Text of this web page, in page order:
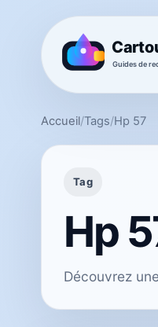
Accueil/Tags/Hp 57
Tag
Hp
Découvrez